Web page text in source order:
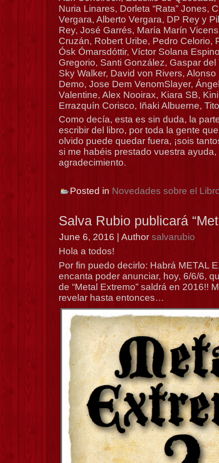
Nuria Linares, Dorleta “Rata” Jones,
Vergara, Alberto Vergara, DP Rey y
Rey, José Garrés, María Marín
Cruzán, Robert Uribe, Pedro Celorio,
Ósk Ómarsdóttir, Víctor Solana
Gregorio, Santi González, Gaspar
Sky Walker, David von Rivers,
Demo, Jose Dem VenomSlayer,
Valentine, Alex Nooirax, Kiara SB,
Errazquín Corisco, Iñaki Albuerne,
Como decía, esta es sin duda, la
escribir del libro, por toda la gente
olvido puede quedar fuera, ¡sois
si me habéis prestado vuestra
agradecimiento.
Posted in Novedades sobre el
Salva Rubio publicará
June 6, 2016 | Author salvarubio
Hola a todos!
Por fin puedo decirlo: Habrá METAL
encanta poder anunciar, hoy, 6/6/6,
de “Metal Extremo” saldrá en 2016!!
revelar hasta entonces…